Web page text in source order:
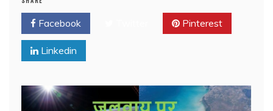
Facebook Pinterest
Linkedin